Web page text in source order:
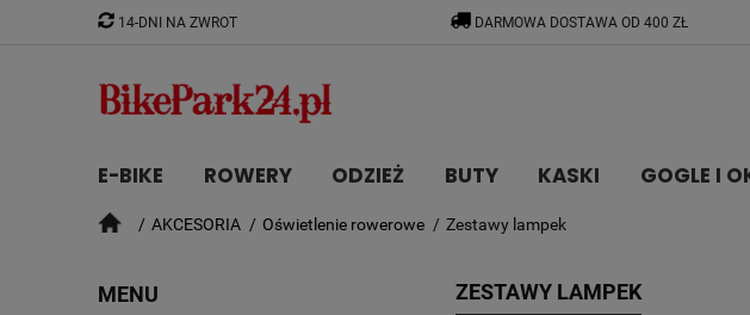
14-DNI NA ZWROT DARMOWA DOSTAWA OD 400 ZŁ
E-BIKE ROWERY ODZIEŻ BUTY KASKI GOGLE I
CZĘŚCIAKCESORIA Oświetlenie rowerowe Zestawy lampek
MENU ZESTAWY LAMPEK